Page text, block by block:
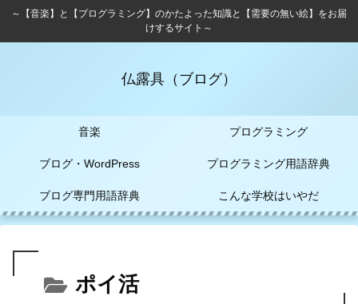
～【音楽】と【プログラミング】のかたよった知識と【需要の無い絵】をお届
けするサイト～
仏露具（ブログ）
音楽 プログラミング
ブログ・WordPress プログラミング用語辞典
ブログ専門用語辞典 こんな学校はいやだ
ポイ活